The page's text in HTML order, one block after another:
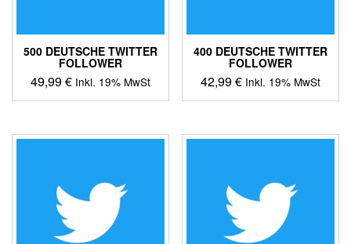
500 DEUTSCHE TWITTER
FOLLOWER
49,99€ Inkl. 19% MwSt
400 DEUTSCHE TWITTER
FOLLOWER
42,99€ Inkl. 19% MwSt